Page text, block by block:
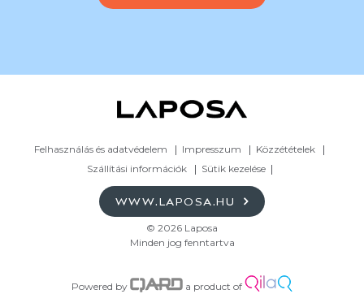
Felhasználás és adatvédelem Impresszum
Közzétételek
Szállítási információk
Sütik kezelése
WWW.LAPOSA.HU
© 2026 Laposa
Minden jog fenntartva
Powered by a product of